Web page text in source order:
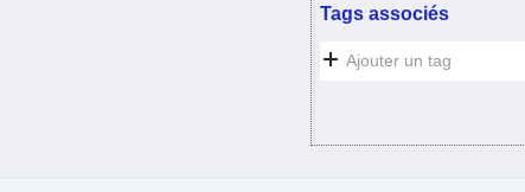
Tags associés